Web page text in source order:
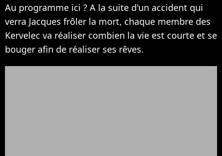
Au programme ici ? A la suite d'un accident qui
verra Jacques frôler la mort, chaque membre des
Kervelec va réaliser combien la vie est courte et se
bouger afin de réaliser ses rêves.